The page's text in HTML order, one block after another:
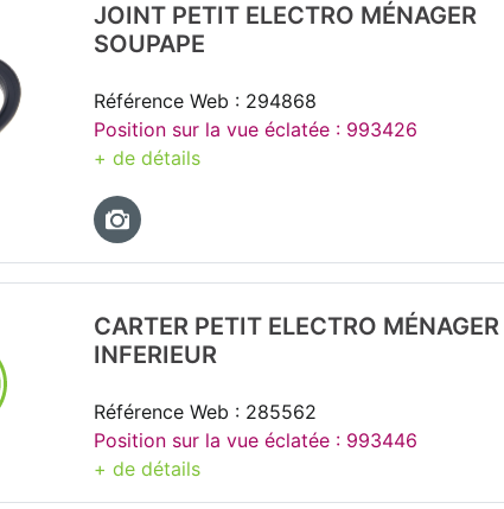
JOINT PETIT ELECTRO MÉNAGER
SOUPAPE
Référence Web : 294868
Position sur la vue éclatée : 993426
+ de détails
CARTER PETIT ELECTRO MÉNAGER
INFERIEUR
Référence Web : 285562
Position sur la vue éclatée : 993446
+ de détails